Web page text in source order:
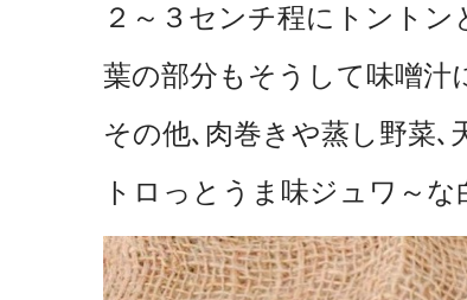
２～３センチ程にトント
葉の部分もそうして味噌汁
その他､肉巻きや蒸し野菜､
トロっとうま味ジュワ～